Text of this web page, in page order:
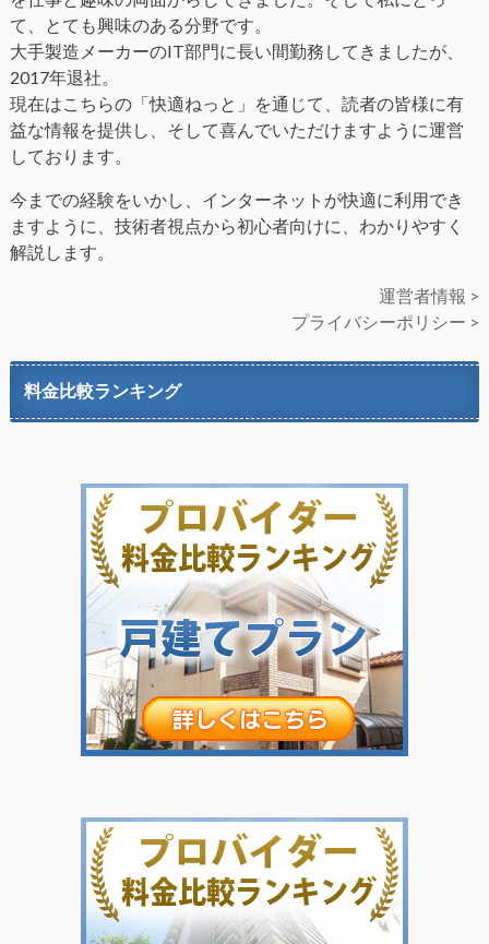
て、とても興味のある分野です。
大手製造メーカーのIT部門に長い間勤務してきましたが、
2017年退社。
現在はこちらの「快適ねっと」を通じて、読者の皆様に有
益な情報を提供し、そして喜んでいただけますように運営
しております。
今までの経験をいかし、インターネットが快適に利用でき
ますように、技術者視点から初心者向けに、わかりやすく
解説します。
運営者情報 >
プライバシーポリシー >
料金比較ランキング